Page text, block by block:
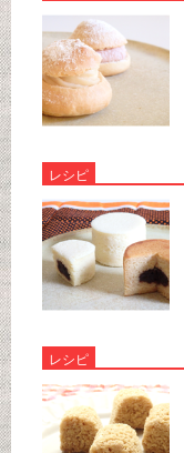
レシピ
レシピ